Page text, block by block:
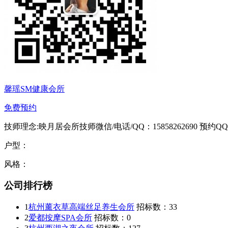
馨瑶SM健康会所
免费预约
技师理念:映月居会所技师微信/电话/QQ：15858262690 预约
户型：
风格：
公司排行榜
1杭州薰衣草高端丝足养生会所 招标数： 33
2爱都按摩SPA会所 招标数： 0